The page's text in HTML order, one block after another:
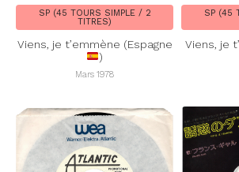
SP (45 TOURS SIMPLE / 2
TITRES)
Viens, je t’emmène (Espagne
)
Mars 1978
SP (45
Viens, je